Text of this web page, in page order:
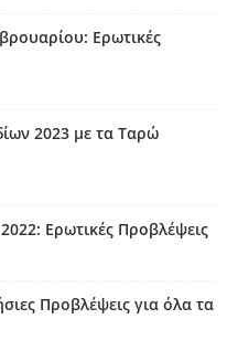
Ερωτικές
2023 με τα Ταρώ
Ερωτικές Προβλέψεις
Προβλέψεις για όλα τα